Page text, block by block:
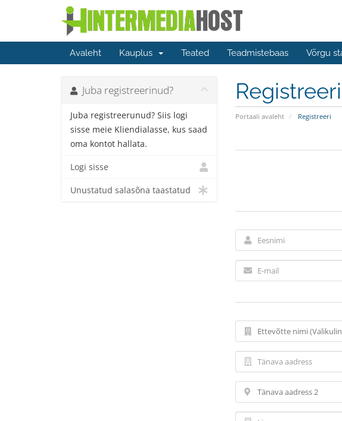
Avaleht Kauplus Teated Teadmistebaas Võrgu
Registreeri
Portaali avaleht Registreeri
Juba registreerinud?
Juba registreerunud? Siis logi
sisse meie Kliendialasse, kus saad
oma kontot hallata.
Logi sisse
Unustatud salasõna taastatud